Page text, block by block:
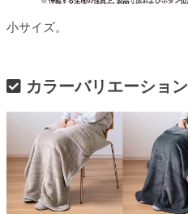
小サイズ。
カラーバリエーション